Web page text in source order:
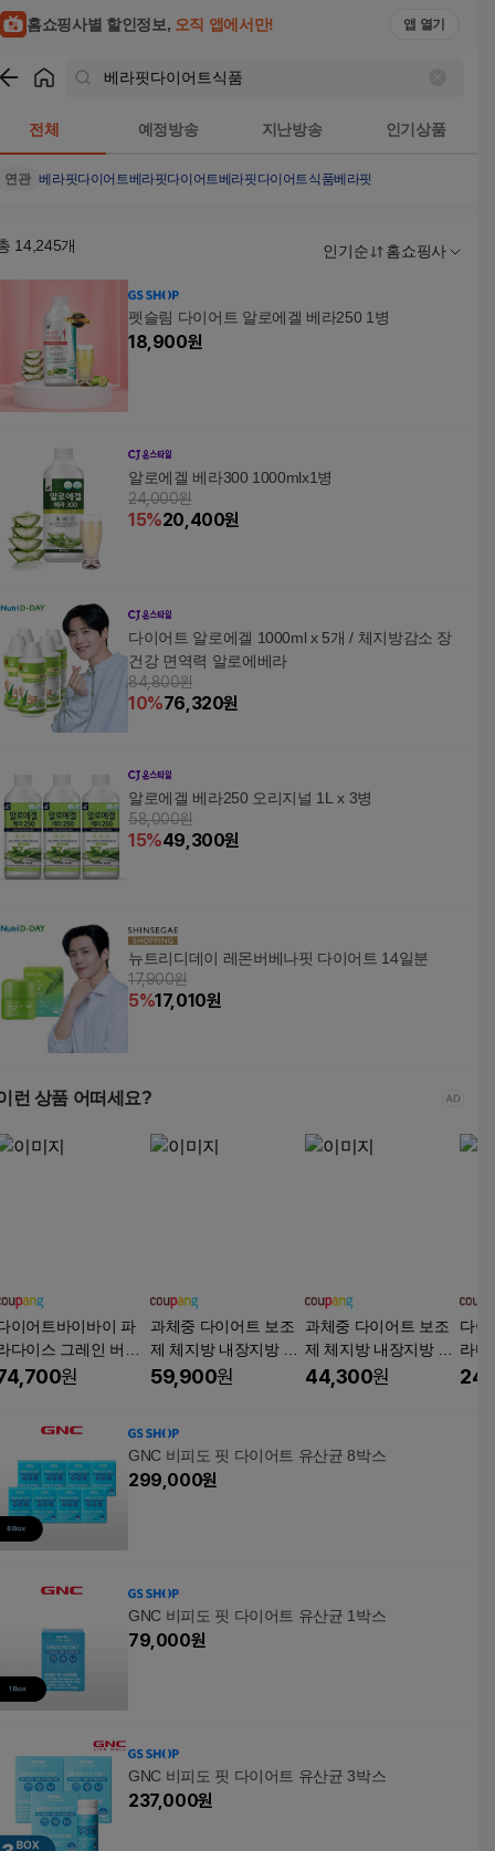
홈쇼핑사별 할인정보, 오직 앱에서만! 앱 열기
전체 예정방송 지난방송 인기상품
연관 베라핏다이어트베라핏다이어트베라핏다이어트식품베라핏
14,245개 인기순 홈쇼핑사
펫슬림 다이어트 알로에겔 베라250 1병
18,900원
알로에겔 베라300 1000mlx1병
24,000원
15%20,400원
다이어트 알로에겔 1000ml x 5개 / 체지방감소 장
건강 면역력 알로에베라
84,800원
10%76,320원
알로에겔 베라250 오리지널 1L x 3병
58,000원
15%49,300원
뉴트리디데이 레몬버베나핏 다이어트 14일분
17,900원
5%17,010원
런 상품 어떠세요?
이어트바이바이 파
다이스 그레인 버닝
19.6g, 3개
원
과체중 다이어트 보조
제 체지방 내장지방 살
빼는 HCA 뉴트리셋 약
59,900원
과체중 다이어트 보조
제 체지방 내장지방 살
빼는 HCA 뉴트리셋 약
44,300원
다이
라다
14p,
GNC 비피도 핏 다이어트 유산균 8박스
299,000원
GNC 비피도 핏 다이어트 유산균 1박스
79,000원
GNC 비피도 핏 다이어트 유산균 3박스
237,000원